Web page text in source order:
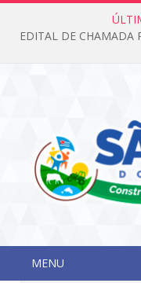
MENU